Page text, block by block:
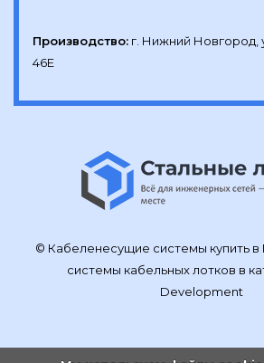
Производство: г. Нижний Новгород,
46Е
© Кабеленесущие системы купить
системы кабельных лотков в
Development